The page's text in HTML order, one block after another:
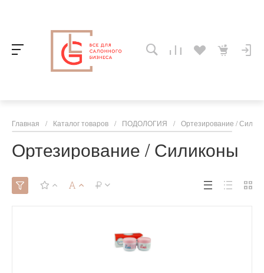
Главная / Каталог товаров / ПОДОЛОГИЯ / Ортезирование /
Ортезирование / Силиконы